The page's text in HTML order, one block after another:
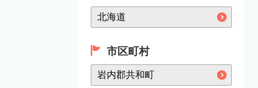
市区町村